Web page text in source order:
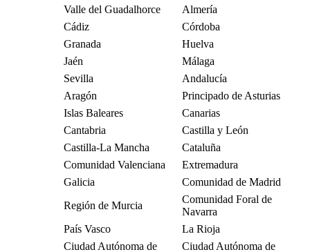
Valle del Guadalhorce
Almería
Cádiz
Córdoba
Granada
Huelva
Jaén
Málaga
Sevilla
Andalucía
Aragón
Principado de Asturias
Islas Baleares
Canarias
Cantabria
Castilla y León
Castilla-La Mancha
Cataluña
Comunidad Valenciana
Extremadura
Galicia
Comunidad de Madrid
Región de Murcia
Comunidad Foral de
Navarra
País Vasco
La Rioja
Ciudad Autónoma de
Ciudad Autónoma de